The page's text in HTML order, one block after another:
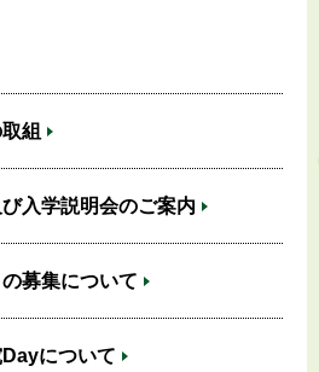
組
入学説明会のご案内
の募集について
について